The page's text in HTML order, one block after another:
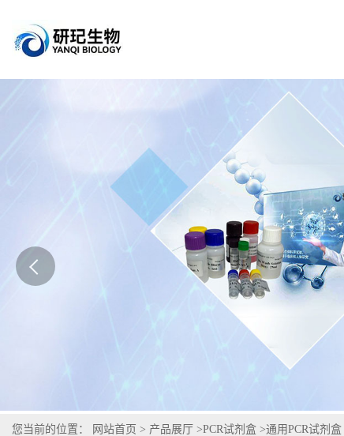
您当前的位置： 网站首页 > 产品展厅 >PCR试剂盒 >通用PCR试剂盒